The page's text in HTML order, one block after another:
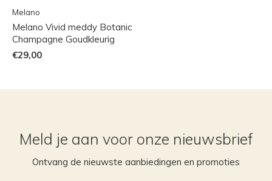
Melano
Melano Vivid meddy Botanic
Champagne Goudkleurig
€29,00
Meld je aan voor onze nieuwsbrief
Ontvang de nieuwste aanbiedingen en promoties